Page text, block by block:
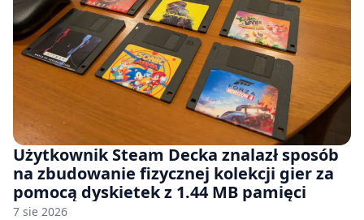
Użytkownik Steam Decka znalazł sposób
na zbudowanie fizycznej kolekcji gier za
pomocą dyskietek z 1.44 MB pamięci
7 sie 2026